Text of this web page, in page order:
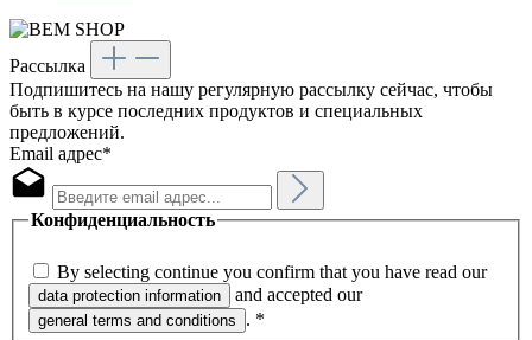
Рассылка
Подпишитесь на нашу регулярную рассылку сейчас, чтобы
быть в курсе последних продуктов и специальных
предложений.
Email адрес*
Конфиденциальность
By selecting continue you confirm that you have read our
data protection information and accepted our
general terms and conditions . *